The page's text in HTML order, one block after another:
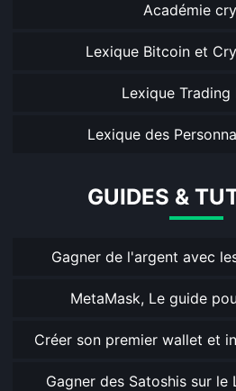
Académie
Lexique Bitcoin et
Lexique Trading
Lexique des
GUIDES &
Gagner de l'argent avec
MetaMask, Le guide
Créer son premier wallet et
Gagner des Satoshis sur